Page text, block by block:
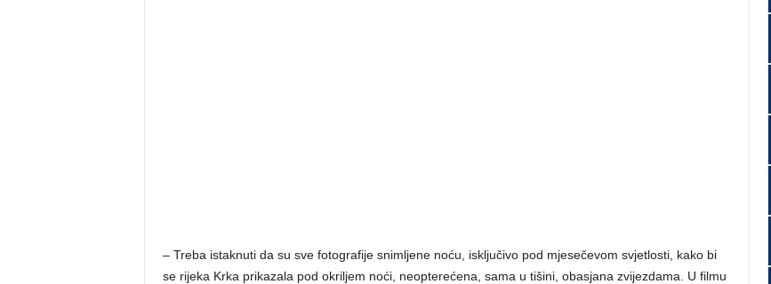
– Treba istaknuti da su sve fotografije snimljene noću, isključivo pod mjesečevom svjetlosti, kako bi
se rijeka Krka prikazala pod okriljem noći, neopterećena, sama u tišini, obasjana zvijezdama. U filmu